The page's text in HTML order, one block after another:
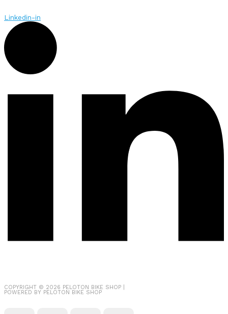
Linkedin-in
COPYRIGHT © 2026 PELOTON BIKE SHOP
POWERED BY PELOTON BIKE SHOP